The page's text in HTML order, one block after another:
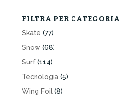
FILTRA PER CATEGORIA
Skate (77)
Snow (68)
Surf (114)
Tecnologia (5)
Wing Foil (8)